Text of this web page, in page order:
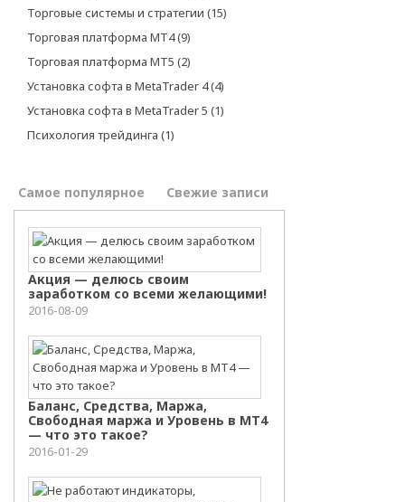
Торговые системы и стратегии (15)
Торговая платформа МТ4(9)
Торговая платформа МТ5 (2)
Установка софта в MetaTrader 4(4)
Установка софта в MetaTrader 5 (1)
Психология трейдинга (1)
Самое популярное Свежие записи
Акция — делюсь своим
заработком со всеми желающими!
2016-08-09
Баланс, Средства, Маржа,
Свободная маржа и Уровень в МТ4
— что это такое?
2016-01-29